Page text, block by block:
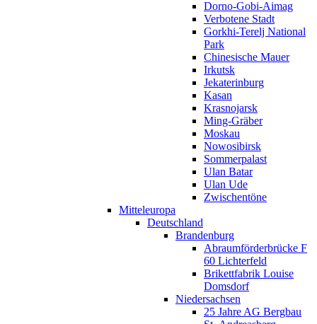
Dorno-Gobi-Aimag
Verbotene Stadt
Gorkhi-Terelj National
Park
Chinesische Mauer
Irkutsk
Jekaterinburg
Kasan
Krasnojarsk
Ming-Gräber
Moskau
Nowosibirsk
Sommerpalast
Ulan Batar
Ulan Ude
Zwischentöne
Mitteleuropa
Deutschland
Brandenburg
Abraumförderbrücke F
60 Lichterfeld
Brikettfabrik Louise
Domsdorf
Niedersachsen
25 Jahre AG Bergbau